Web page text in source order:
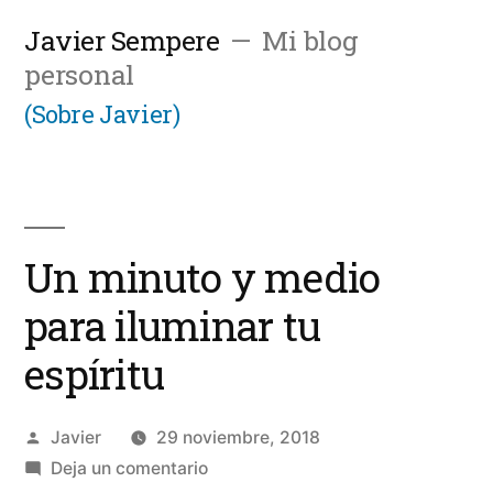
contenido
Javier Sempere
Mi blog
personal
(Sobre Javier)
Un minuto y medio
para iluminar tu
espíritu
Publicado
por
Javier
29 noviembre, 2018
Deja un comentarioen